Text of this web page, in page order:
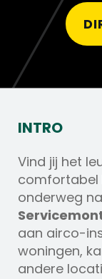
INTRO
Vind jij het
comfortabel
onderweg
aan airco-
woningen,
andere